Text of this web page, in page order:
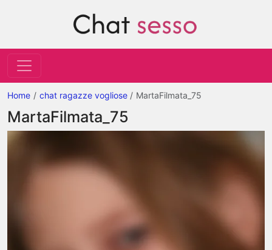
Home chat ragazze vogliose MartaFilmata_75
MartaFilmata_75